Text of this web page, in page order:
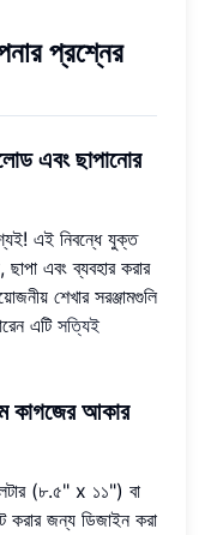
প্রশ্নের
এবং ছাপানোর
এই নিবন্ধে যুক্ত
এবং ব্যবহার করার
শেখার সরঞ্জামগুলি
এটি সত্যিই
কাগজের আকার
(৮.৫" x ১১") বা
করার জন্য ডিজাইন করা